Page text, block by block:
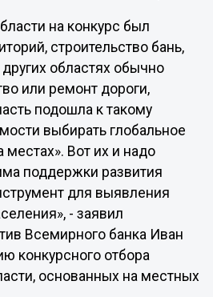
на конкурс был
строительство бань,
областях обычно
или ремонт дороги,
подошла к такому
выбирать глобальное
Вот их и надо
поддержки развития
для выявления
- заявил
Всемирного банка Иван
конкурсного отбора
основанных на местных